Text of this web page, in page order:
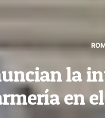
la
en